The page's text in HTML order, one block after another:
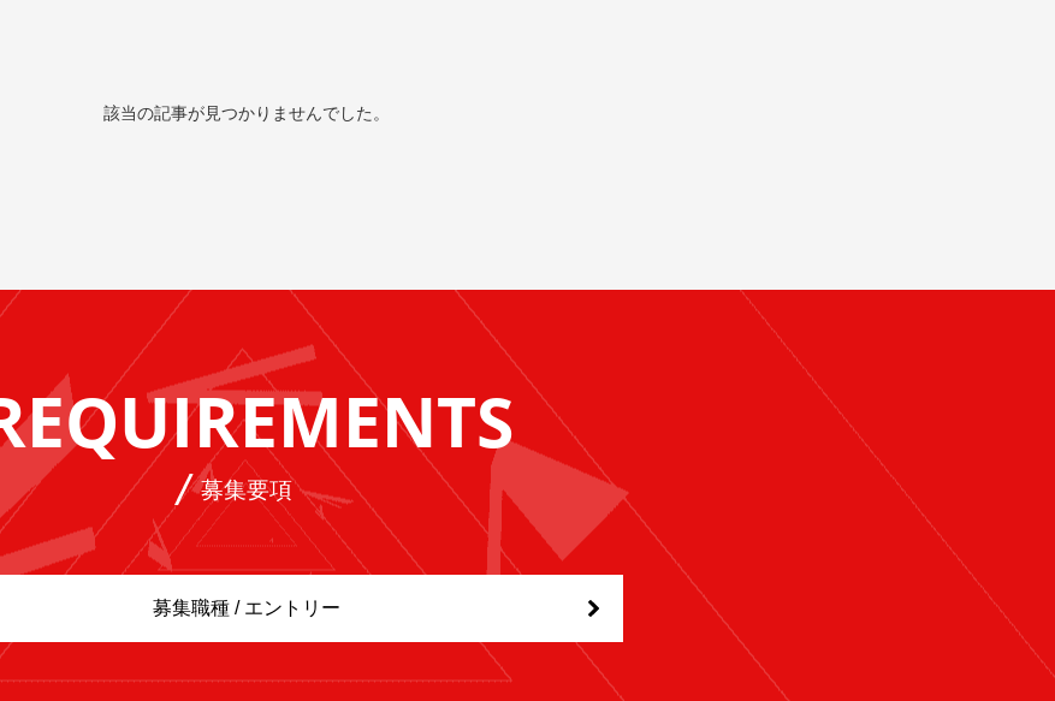
該当の記事が見つかりませんでした。
募集要項
募集職種 / エントリー